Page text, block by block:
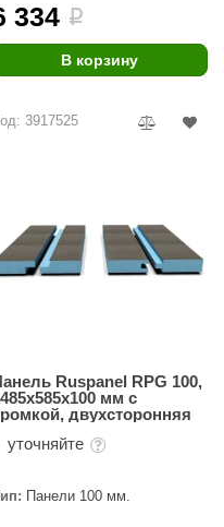
334 i
В корзину
3917525
Ruspanel RPG 100,
мм с
двухсторонняя
уточняйте
Панели 100 мм.